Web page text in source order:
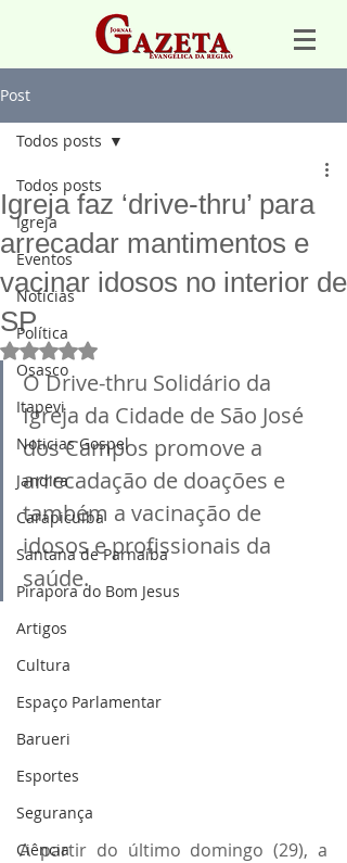
Post
Todos posts
Igreja
Eventos
Notícias
Política
Osasco
Itapevi
Noticias Gospel
Jandira
Carapicuiba
Santana de Parnaíba
Pirapora do Bom Jesus
Artigos
Cultura
Espaço Parlamentar
Barueri
Esportes
Segurança
Ciência
Todos posts
Igreja faz ‘drive-thru’ para
arrecadar mantimentos e
vacinar idosos no interior de
SP
Avaliado com NaN de 5 estrelas.
O Drive-thru Solidário da
Igreja da Cidade de São José
dos Campos promove a
arrecadação de doações e
também a vacinação de
idosos e profissionais da
saúde.